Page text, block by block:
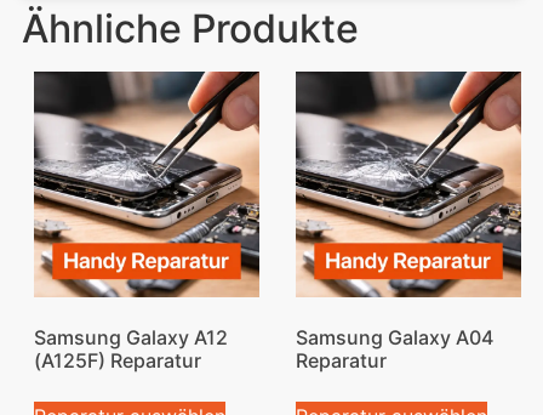
Ähnliche Produkte
Samsung Galaxy A12
(A125F) Reparatur
Samsung Galaxy A04
Reparatur